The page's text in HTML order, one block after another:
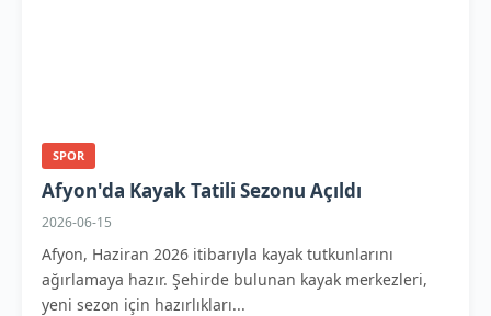
SPOR
Afyon'da Kayak Tatili Sezonu Açıldı
2026-06-15
Afyon, Haziran 2026 itibarıyla kayak tutkunlarını
ağırlamaya hazır. Şehirde bulunan kayak merkezleri,
yeni sezon için hazırlıkları...